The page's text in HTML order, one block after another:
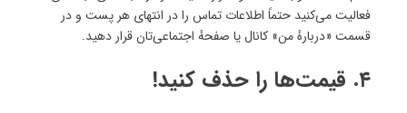
فعالیت می‌کنید حتماً اطلاعات تماس‌ را در انتهای هر پست و در
قسمت «دربارهٔ من» کانال یا صفحهٔ اجتماعی‌تان قرار دهید.
۴. قیمت‌‌ها را حذف کنید!